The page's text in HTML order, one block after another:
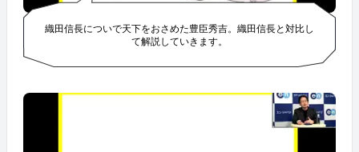
織田信長についで天下をおさめた豊臣秀吉。織田信長と対比し
て解説していきます。